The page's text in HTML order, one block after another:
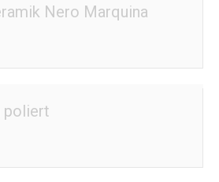
Nero Marquina
poliert